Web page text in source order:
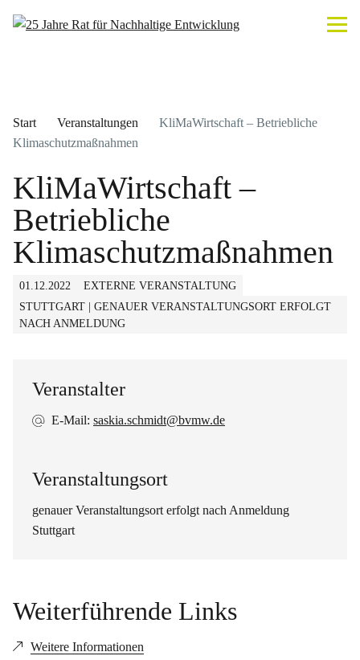
Start Veranstaltungen
KliMaWirtschaft – Betriebliche
Klimaschutzmaßnahmen
KliMaWirtschaft –
Betriebliche
Klimaschutzmaßnahmen
01.12.2022
EXTERNE VERANSTALTUNG
STUTTGART | GENAUER VERANSTALTUNGSORT ERFOLGT
NACH ANMELDUNG
Veranstalter
E-Mail: saskia.schmidt@bvmw.de
Veranstaltungsort
genauer Veranstaltungsort erfolgt nach Anmeldung
Stuttgart
Weiterführende Links
Weitere Informationen